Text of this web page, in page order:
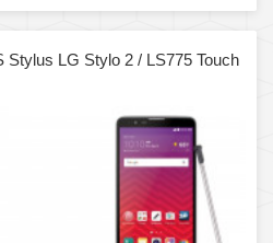
Stylus LG Stylo 2 / LS775 Touch